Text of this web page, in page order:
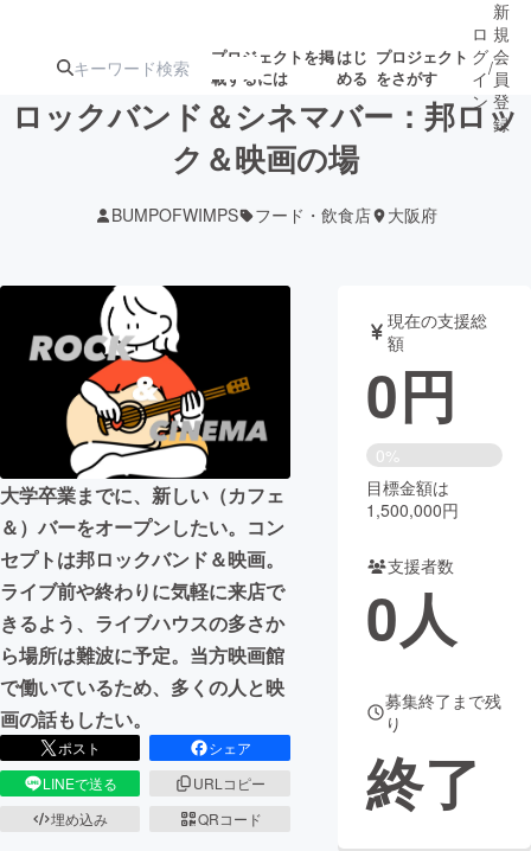
プロジェクトを掲
載するには
はじ
める
プロジェクト
をさがす
ターン
ジェクト
募集終了が近いプ
ロジェクト
もうすぐ公開
されます
アート・写真 音楽
テクノロジー・ガジェット ゲーム・サ
映像・映画 書籍・雑誌
ビジネス・起業 チャレンジ
まちづくり・地域活性化
CAMPFIRE for Social Good
CAMPFIRE Creation
CAMPFIREふるさと納税machi-ya
ロ
グ
イ
ン
/
新
規
会
員
登
録
ロックバンド＆シネマバー：邦ロッ
ク＆映画の場
BUMPOFWIMPS フード・飲食店 大阪府
大学卒業までに、新しい（カフェ
＆）バーをオープンしたい。コン
セプトは邦ロックバンド＆映画。
ライブ前や終わりに気軽に来店で
きるよう、ライブハウスの多さか
ら場所は難波に予定。当方映画館
で働いているため、多くの人と映
画の話もしたい。
ポスト
シェア
LINEで送る
URLコピー
埋め込み
QRコード
現在の支援総
額
0円
0%
目標金額は
1,500,000円
支援者数
0人
募集終了まで残
り
終了